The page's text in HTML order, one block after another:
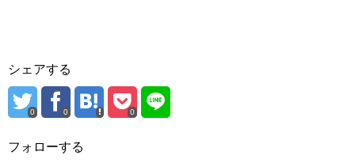
シェアする
0 0 0
フォローする